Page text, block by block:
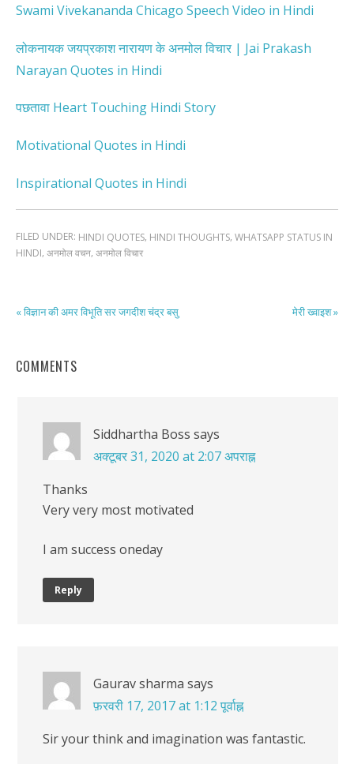
Swami Vivekananda Chicago Speech Video in Hindi
लोकनायक जयप्रकाश नारायण के अनमोल विचार | Jai Prakash
Narayan Quotes in Hindi
पछतावा Heart Touching Hindi Story
Motivational Quotes in Hindi
Inspirational Quotes in Hindi
FILED UNDER: HINDI QUOTES, HINDI THOUGHTS, WHATSAPP STATUS IN
HINDI, अनमोल वचन, अनमोल विचार
« विज्ञान की अमर विभूति सर जगदीश चंद्र बसु मेरी ख्वाइश »
COMMENTS
Siddhartha Boss says
अक्टूबर 31, 2020 at 2:07 अपराह्न
Thanks
Very very most motivated
I am success oneday
Reply
Gaurav sharma says
फ़रवरी 17, 2017 at 1:12 पूर्वाह्न
Sir your think and imagination was fantastic.